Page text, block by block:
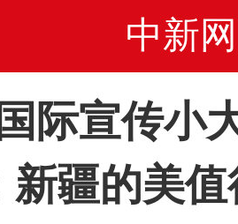
中新网
际宣传小
新疆的美